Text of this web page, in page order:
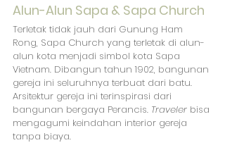
Alun-Alun Sapa & Sapa Church
Terletak tidak jauh dari Gunung Ham
Rong, Sapa Church yang terletak di alun-
alun kota menjadi simbol kota Sapa
Vietnam. Dibangun tahun 1902, bangunan
gereja ini seluruhnya terbuat dari batu.
Arsitektur gereja ini terinspirasi dari
bangunan bergaya Perancis. Traveler bisa
mengagumi keindahan interior gereja
tanpa biaya.